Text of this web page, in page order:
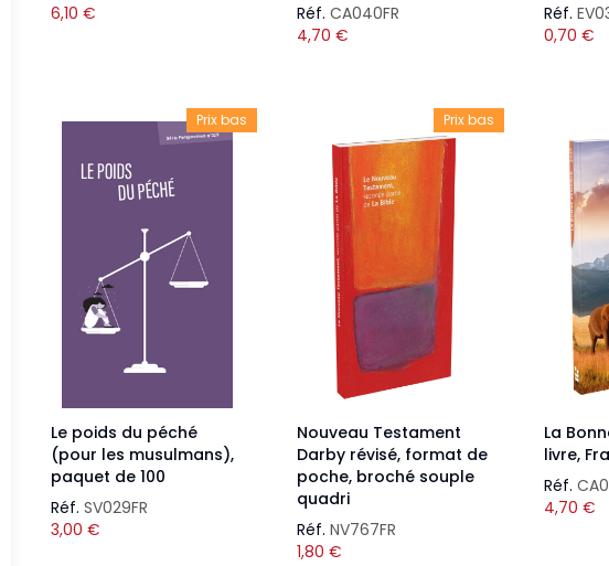
6,10 €
Réf. CA040FR
4,70 €
Réf.
0,70 €
Prix bas
Le poids du péché
(pour les musulmans),
paquet de 100
Réf. SV029FR
3,00 €
Prix bas
Nouveau Testament
Darby révisé, format de
poche, broché souple
quadri
Réf. NV767FR
1,80 €
La
livre,
Réf.
4,70 €